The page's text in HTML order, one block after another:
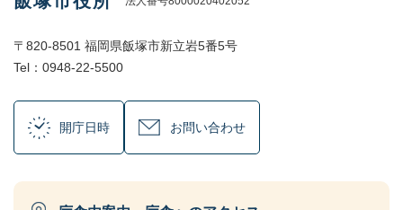
〒820-8501 福岡県飯塚市新立岩5番5号
Tel：0948-22-5500
開庁日時 お問い合わせ